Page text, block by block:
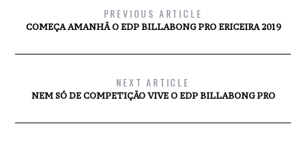
PREVIOUS ARTICLE
COMEÇA AMANHÃ O EDP BILLABONG PRO ERICEIRA 2019
NEXT ARTICLE
NEM SÓ DE COMPETIÇÃO VIVE O EDP BILLABONG PRO